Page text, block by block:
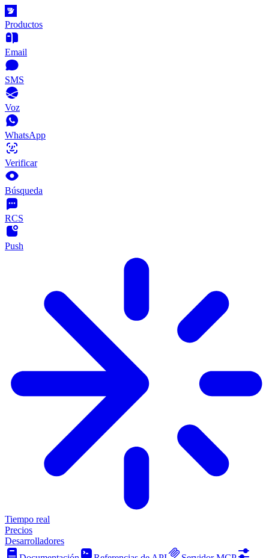
Productos
Email
SMS
Voz
WhatsApp
Verificar
Búsqueda
RCS
Push
Tiempo real
Precios
Desarrolladores